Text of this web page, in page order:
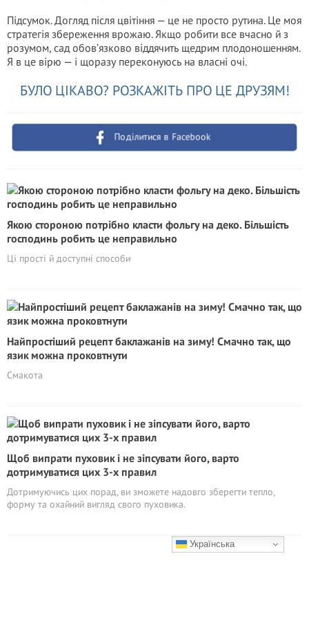
Підсумок. Догляд після цвітіння — це не просто рутина. Це моя
стратегія збереження врожаю. Якщо робити все вчасно й з
розумом, сад обов’язково віддячить щедрим плодоношенням.
Я в це вірю — і щоразу переконуюсь на власні очі.
БУЛО ЦІКАВО? РОЗКАЖІТЬ ПРО ЦЕ ДРУЗЯМ!
Поділитися в Facebook
Якою стороною потрібно класти фольгу на деко. Більшість
господинь робить це неправильно
Ці прості й доступні способи
Найпростіший рецепт баклажанів на зиму! Смачно так, що
язик можна проковтнути
Смакота
Щоб випрати пуховик і не зіпсувати його, варто
дотримуватися цих 3-х правил
Дотримуючись цих порад, ви зможете надовго зберегти тепло,
форму та охайний вигляд свого пуховика.
Українська